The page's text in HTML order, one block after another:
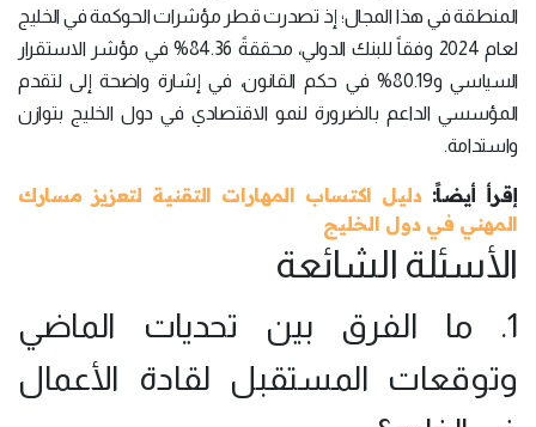
المنطقة في هذا المجال؛ إذ تصدرت قطر مؤشرات الحوكمة في الخليج
لعام 2024 وفقاً للبنك الدولي، محققةً 84.36% في مؤشر الاستقرار
السياسي و80.19% في حكم القانون، في إشارة واضحة إلى لتقدم
المؤسسي الداعم بالضرورة لنمو الاقتصادي في دول الخليج بتوازن
واستدامة.
إقرأ أيضاً:دليل اكتساب المهارات التقنية لتعزيز مسارك
المهني في دول الخليج
الأسئلة الشائعة
1. ما الفرق بين تحديات الماضي
وتوقعات المستقبل لقادة الأعمال